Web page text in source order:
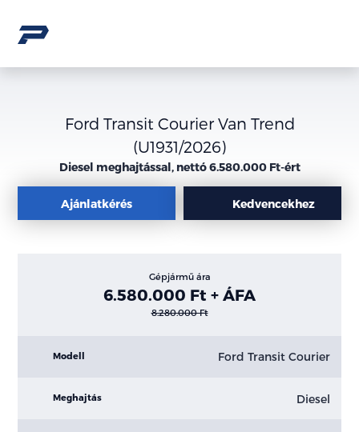
Ford Transit Courier Van Trend
(U1931/2026)
Diesel meghajtással, nettó 6.580.000 Ft-ért
Ajánlatkérés Kedvencekhez
Gépjármű ára
6.580.000 Ft + ÁFA
8.280.000 Ft
Modell Ford Transit Courier
Meghajtás Diesel